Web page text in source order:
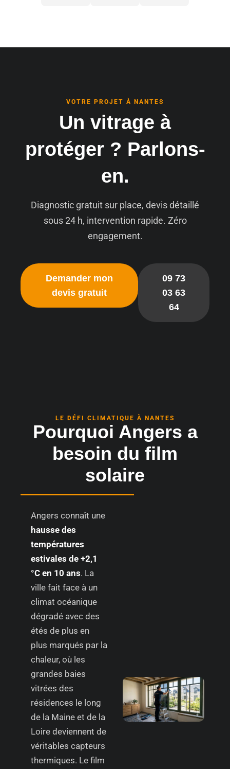
VOTRE PROJET À NANTES
Un vitrage à
protéger ? Parlons-
en.
Diagnostic gratuit sur place, devis détaillé
sous 24 h, intervention rapide. Zéro
engagement.
Demander mon
devis gratuit
09 73
03 63
64
LE DÉFI CLIMATIQUE À NANTES
Pourquoi Angers a
besoin du film
solaire
Angers connaît une
hausse des
températures
estivales de +2,1
°C en 10 ans. La
ville fait face à un
climat océanique
dégradé avec des
étés de plus en
plus marqués par la
chaleur, où les
grandes baies
vitrées des
résidences le long
de la Maine et de la
Loire deviennent de
véritables capteurs
thermiques. Le film